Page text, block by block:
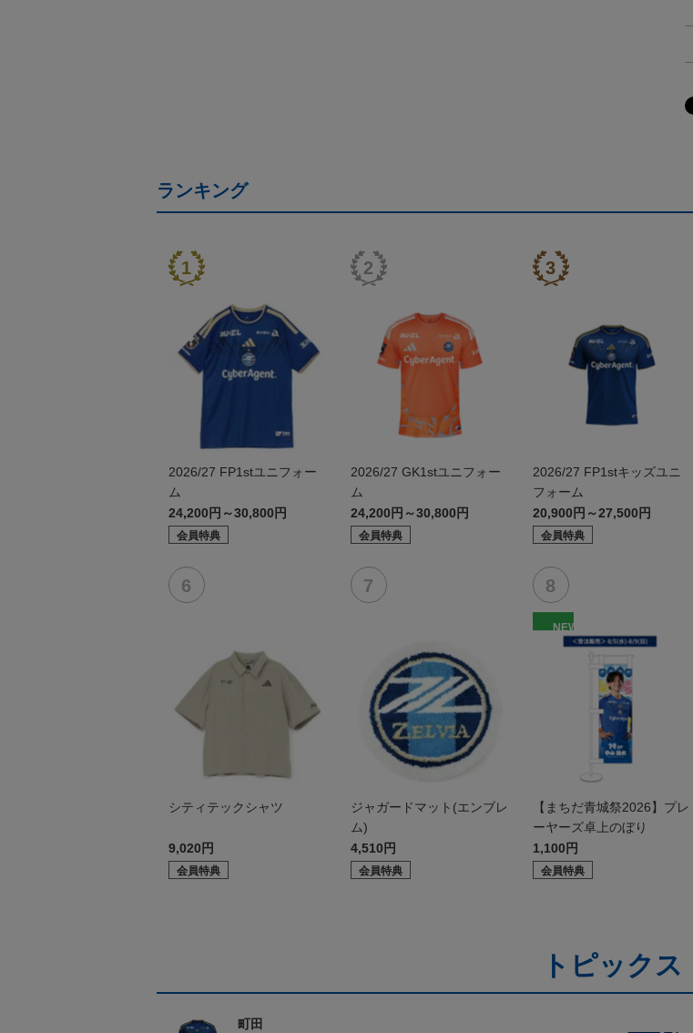
ランキング
2026/27 FP1stユニフォー
ム
24,200円～30,800円
会員特典
2026/27 GK1stユニフォー
ム
24,200円～30,800円
会員特典
2026/27 FP1stキッズユニ
フォーム
20,900円～27,500円
会員特典
シティテックシャツ
9,020円
会員特典
ジャガードマット(エンブレ
ム)
4,510円
会員特典
NEW
【まちだ青城祭2026】プレ
ーヤーズ卓上のぼり
1,100円
会員特典
トピックス
町田